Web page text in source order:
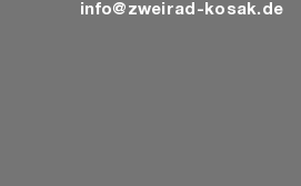
info@zweirad-kosak.de